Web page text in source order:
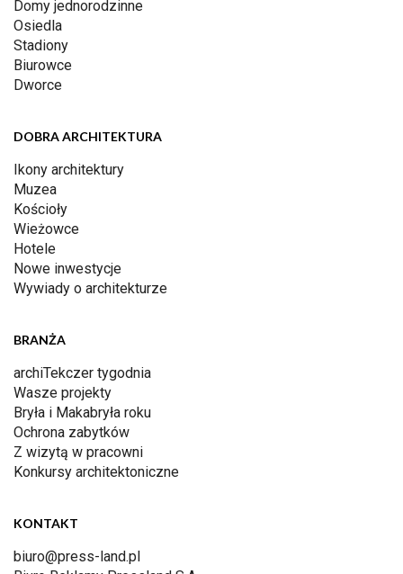
Domy jednorodzinne
Osiedla
Stadiony
Biurowce
Dworce
DOBRA ARCHITEKTURA
Ikony architektury
Muzea
Kościoły
Wieżowce
Hotele
Nowe inwestycje
Wywiady o architekturze
BRANŻA
archiTekczer tygodnia
Wasze projekty
Bryła i Makabryła roku
Ochrona zabytków
Z wizytą w pracowni
Konkursy architektoniczne
KONTAKT
biuro@press-land.pl